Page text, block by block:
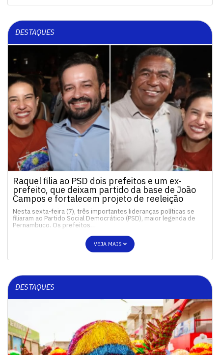
DESTAQUES
Raquel filia ao PSD dois prefeitos e um ex-
prefeito, que deixam partido da base de João
Campos e fortalecem projeto de reeleição
Nesta sexta-feira (7), três importantes lideranças políticas se
filiaram ao Partido Social Democrático (PSD), maior legenda de
Pernambuco. Os prefeitos…
VEJA MAIS
DESTAQUES